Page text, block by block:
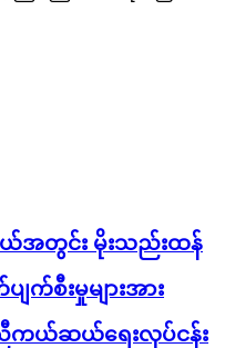
ယ်အတွင်း မိုးသည်းထန်
ျက်စီးမှုများအား
ကယ်ဆယ်ရေးလုပ်ငန်း